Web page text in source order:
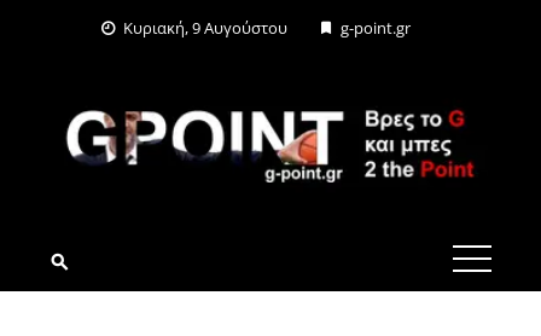
Κυριακή, 9 Αυγούστου g-point.gr
G-POINT.GR